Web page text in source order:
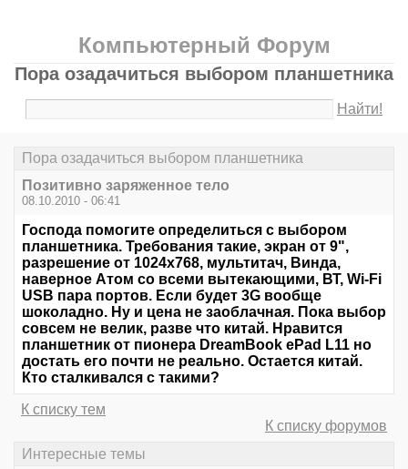
Компьютерный Форум
Пора озадачиться выбором планшетника
Найти!
Пора озадачиться выбором планшетника
Позитивно заряженное тело
08.10.2010 - 06:41
Господа помогите определиться с выбором
планшетника. Требования такие, экран от 9",
разрешение от 1024х768, мультитач, Винда,
наверное Атом со всеми вытекающими, ВТ, Wi-Fi
USB пара портов. Если будет 3G вообще
шоколадно. Ну и цена не заоблачная. Пока выбор
совсем не велик, разве что китай. Нравится
планшетник от пионера DreamBook ePad L11 но
достать его почти не реально. Остается китай.
Кто сталкивался с такими?
К списку тем
К списку форумов
Интересные темы